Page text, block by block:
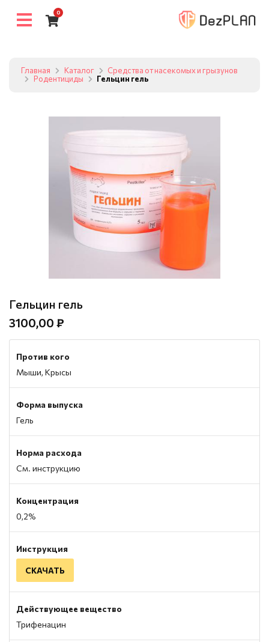
0
Главная Каталог
Средства от насекомых и грызунов
Родентициды
Гельцин гель
Гельцин гель
3100,00 ₽
Против кого
Мыши, Крысы
Форма выпуска
Гель
Норма расхода
См. инструкцию
Концентрация
0,2%
Инструкция
СКАЧАТЬ
Действующее вещество
Трифенацин